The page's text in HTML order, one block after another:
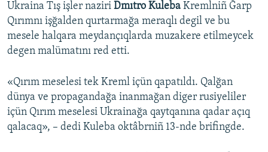
RFE/RS bütün saytları
Ukraina Tış işler naziri Dmıtro Kuleba Kremlniñ Ğarp
Qırımnı işğalden qurtarmağa meraqlı degil ve bu
mesele halqara meydançıqlarda muzakere etilmeycek
degen malümatını red etti.
«Qırım meselesi tek Kreml içün qapatıldı. Qalğan
dünya ve propagandağa inanmağan diger rusiyeliler
içün Qırım meselesi Ukrainağa qaytqanına qadar açıq
qalacaq», – dedi Kuleba oktâbrniñ 13-nde brifingde.